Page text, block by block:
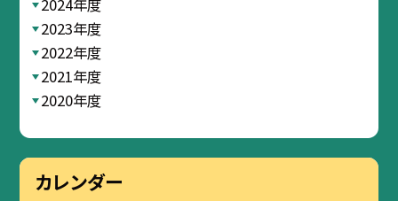
2023年度
2022年度
2021年度
2020年度
カレンダー